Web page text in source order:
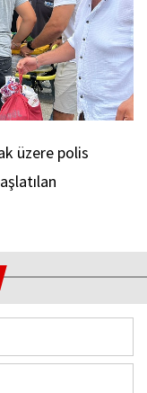
üzere polis